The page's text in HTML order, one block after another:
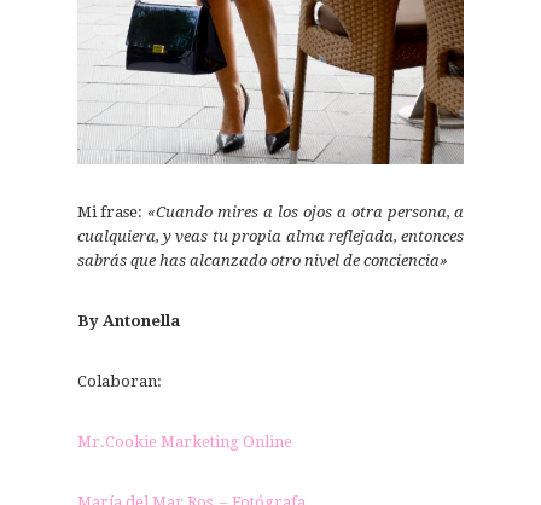
Mi frase: «Cuando mires a los ojos a otra persona, a
cualquiera, y veas tu propia alma reflejada, entonces
sabrás que has alcanzado otro nivel de conciencia»
By Antonella
Colaboran:
Mr.Cookie Marketing Online